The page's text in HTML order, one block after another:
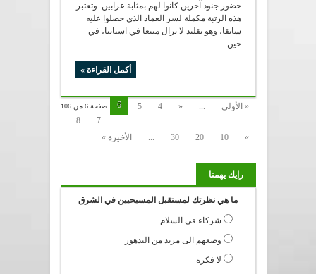
حضور جنود آخرين كانوا لهم بمثابة عرابين. وتعتبر
هذه الرتبة مكملة لسر العماد الذي حصلوا عليه
سابقا، وهو تقليد لا يزال متبعا في اسبانيا، في
حين ...
أكمل القراءة »
صفحة 6 من 106 « الأولى ...
«
4
5
6
7
8
»
10
20
30
... الأخيرة »
رايك يهمنا
ما هي نظرتك لمستقبل المسيحيين في الشرق
شركاء في السلام
وضعهم الى مزيد من التدهور
لا فكرة